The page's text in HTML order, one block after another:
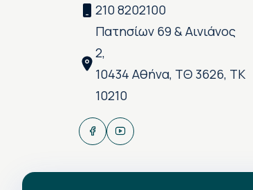
210 8202100
Πατησίων 69 & Αινιάνος
2,
10434 Αθήνα, ΤΘ 3626, ΤΚ
10210